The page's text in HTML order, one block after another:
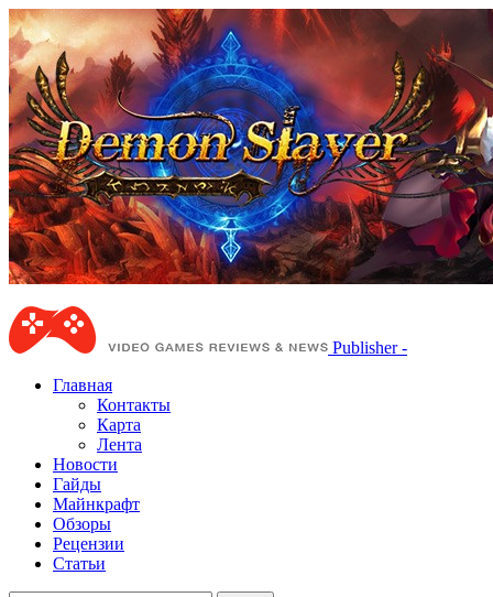
Publisher -
Главная
Контакты
Карта
Лента
Новости
Гайды
Майнкрафт
Обзоры
Рецензии
Статьи